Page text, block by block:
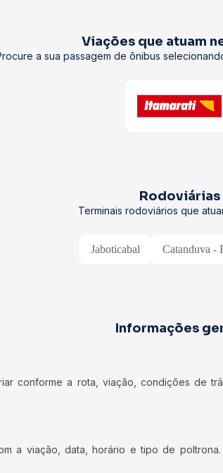
Viações que atuam
a sua passagem de ônibus
Rodoviárias
Terminais rodoviários que
Jaboticabal Catanduva -
Informações
conforme a rota, viação, condições de
a viação, data, horário e tipo de